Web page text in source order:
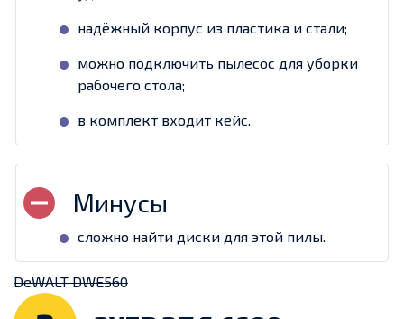
надёжный корпус из пластика и стали;
можно подключить пылесос для уборки
рабочего стола;
в комплект входит кейс.
сложно найти диски для этой пилы.
DeWALT DWE560